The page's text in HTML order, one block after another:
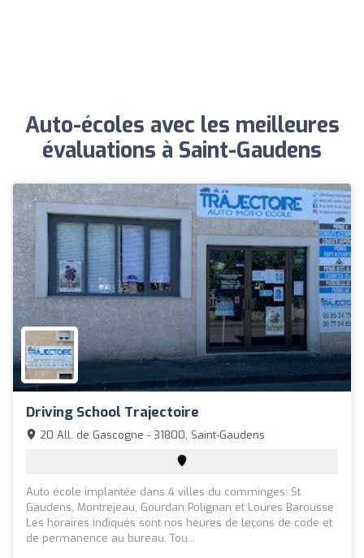
Auto-écoles avec les meilleures
évaluations à Saint-Gaudens
Driving School Trajectoire
20 All. de Gascogne - 31800, Saint-Gaudens
Auto école implantée dans 4 villes du comminges: St
Gaudens, Montrejeau, Gourdan Polignan et Loures Barousse
Les horaires indiqués sont nos heures de leçons de code et
de permanence au bureau. Tou...